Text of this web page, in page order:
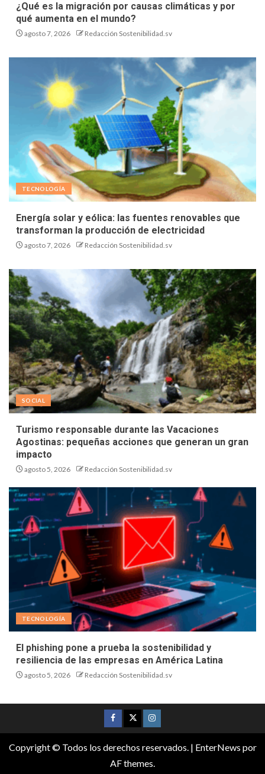
¿Qué es la migración por causas climáticas y por
qué aumenta en el mundo?
agosto 7, 2026 Redacción Sostenibilidad.sv
TECNOLOGÍA
Energía solar y eólica: las fuentes renovables que
transforman la producción de electricidad
agosto 7, 2026 Redacción Sostenibilidad.sv
SOCIAL
Turismo responsable durante las Vacaciones
Agostinas: pequeñas acciones que generan un gran
impacto
agosto 5, 2026 Redacción Sostenibilidad.sv
TECNOLOGÍA
El phishing pone a prueba la sostenibilidad y
resiliencia de las empresas en América Latina
agosto 5, 2026 Redacción Sostenibilidad.sv
Copyright © Todos los derechos reservados. | EnterNews por
AF themes.